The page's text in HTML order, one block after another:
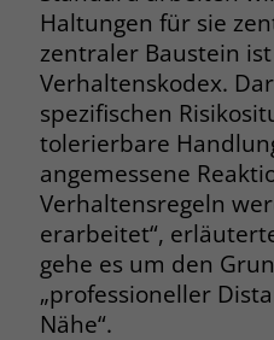
Haltungen für sie
zentraler Baustein
Verhaltenskodex.
spezifischen
tolerierbare
angemessene
Verhaltensregeln
erarbeitet“,
gehe es um den
„professioneller
Nähe“.